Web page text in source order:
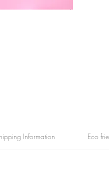
Information Eco